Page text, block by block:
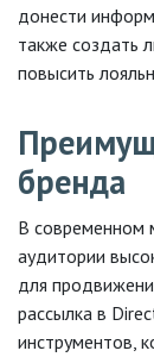
донести
также создать
повысить
бренда
В современном
аудитории
для
рассылка в
инструментов,